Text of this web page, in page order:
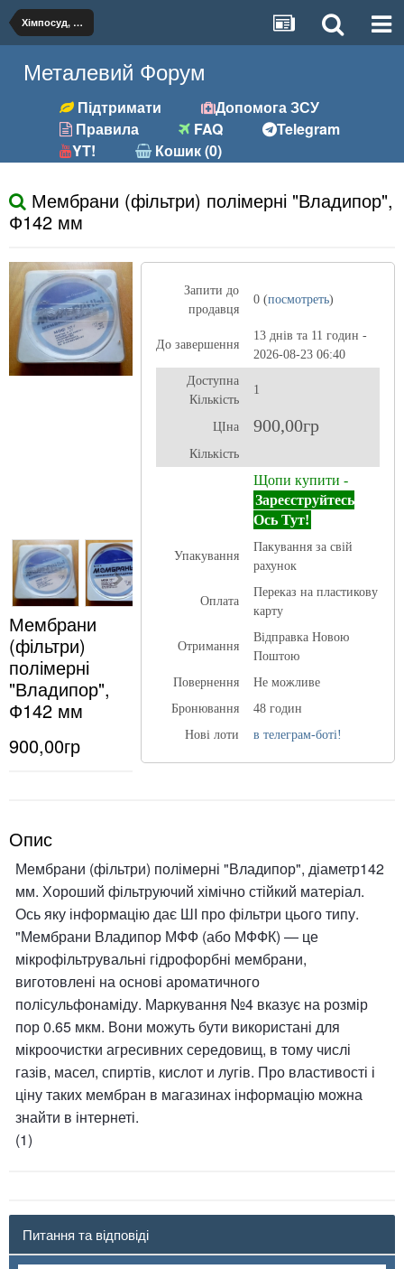
Хімпосуд, хімобладнання, реактиви
Металевий Форум
Підтримати
Допомога ЗСУ
Правила
FAQ
Telegram
YT!
Кошик (0)
Мембрани (фільтри) полімерні "Владипор",
Ф142 мм
Мембрани
(фільтри)
полімерні
"Владипор",
Ф142 мм
900,00гр
Запити до
продавця
0 (посмотреть)
До завершення
13 днів та 11 годин -
2026-08-23 06:40
Доступна
Кількість
1
ЦІна 900,00гр
Кількість
Щопи купити -
Зареєструйтесь
Ось Тут!
Упакування
Пакування за свій
рахунок
Оплата
Переказ на пластикову
карту
Отримання
Відправка Новою
Поштою
Повернення
Не можливе
Бронювання
48 годин
Нові лоти
в телеграм-боті!
Опис
Мембрани (фільтри) полімерні "Владипор", діаметр142
мм. Хороший фільтруючий хімічно стійкий матеріал.
Ось яку інформацію дає ШІ про фільтри цього типу.
"Мембрани Владипор МФФ (або МФФК) — це
мікрофільтрувальні гідрофорбні мембрани,
виготовлені на основі ароматичного
полісульфонаміду. Маркування №4 вказує на розмір
пор 0.65 мкм. Вони можуть бути використані для
мікроочистки агресивних середовищ, в тому числі
газів, масел, спиртів, кислот и лугів. Про властивості і
ціну таких мембран в магазинах інформацію можна
знайти в інтернеті.
(1)
Питання та відповіді